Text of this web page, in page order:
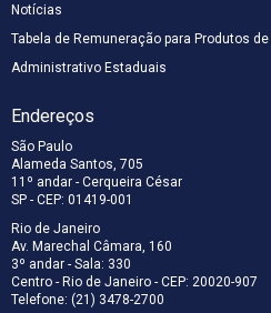
Notícias
Tabela de Remuneração para Produtos
Administrativo Estaduais
Endereços
São Paulo
Alameda Santos, 705
11º andar - Cerqueira César
SP - CEP: 01419-001
Rio de Janeiro
Av. Marechal Câmara, 160
3º andar - Sala: 330
Centro - Rio de Janeiro - CEP: 20020-907
Telefone: (21) 3478-2700